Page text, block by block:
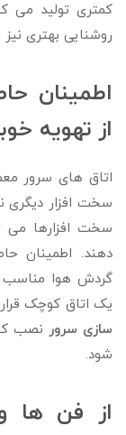
کمتری تولید می
روشنایی بهتری
اطمینان
از تهویه
اتاق های سرور
سخت افزار دیگری
سخت افزارها می
دهند. اطمینان
گردش هوا مناسب
یک اتاق کوچک
سازی سرور نصب
شود.
از فن ها